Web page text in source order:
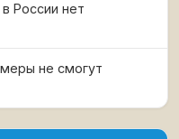
России нет
не смогут